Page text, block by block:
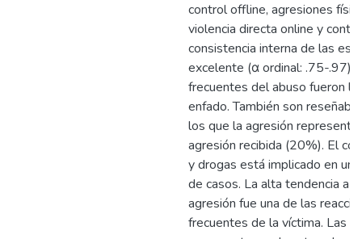
control offline, agresiones
violencia directa online y
consistencia interna de las
excelente (α ordinal: .75-.97).
frecuentes del abuso fueron
enfado. También son
los que la agresión representa
agresión recibida (20%). El
y drogas está implicado en un
de casos. La alta tendencia a
agresión fue una de las
frecuentes de la víctima. Las